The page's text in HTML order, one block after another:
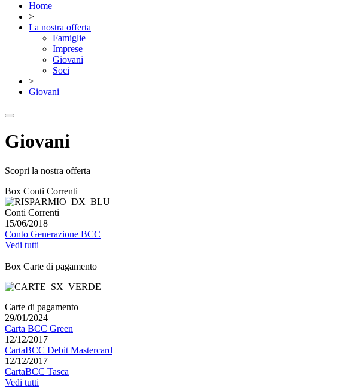
Home
>
La nostra offerta
Famiglie
Imprese
Giovani
Soci
>
Giovani
Giovani
Scopri la nostra offerta
Box Conti Correnti
Conti Correnti
15/06/2018
Conto Generazione BCC
Vedi tutti
Box Carte di pagamento
Carte di pagamento
29/01/2024
Carta BCC Green
12/12/2017
CartaBCC Debit Mastercard
12/12/2017
CartaBCC Tasca
Vedi tutti